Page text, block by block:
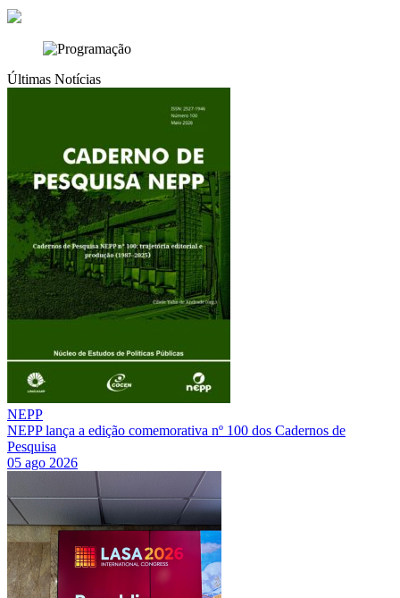
Últimas Notícias
NEPP
NEPP lança a edição comemorativa nº 100 dos Cadernos de
Pesquisa
05 ago 2026